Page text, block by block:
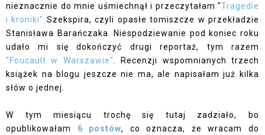
nieznacznie do mnie uśmiechnął i przeczytałam "Tragedie
i kroniki" Szekspira, czyli opasłe tomiszcze w przekładzie
Stanisława Barańczaka. Niespodziewanie pod koniec roku
udało mi się dokończyć drugi reportaż, tym razem
"Foucault w Warszawie"
. Recenzji wspomnianych trzech
książek na blogu jeszcze nie ma, ale napisałam już kilka
słów o jednej.
W tym miesiącu trochę się tutaj zadziało, bo
opublikowałam
6 postów, co oznacza, że wracam do